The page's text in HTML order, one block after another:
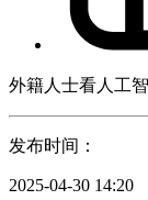
外籍人士看人工
发布时间：
2025-04-30 14:20